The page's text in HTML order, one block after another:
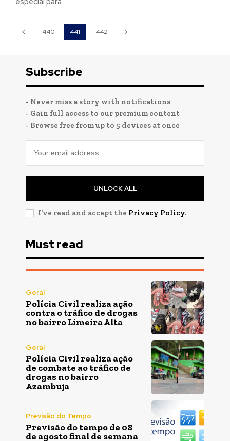
440 441 442
Subscribe
- Never miss a story with notifications
- Gain full access to our premium content
- Browse free from up to 5 devices at once
UNLOCK ALL
I've read and accept the Privacy Policy.
Must read
Geral
Polícia Civil realiza ação
contra o tráfico de drogas
no bairro Limeira Alta
Geral
Polícia Civil realiza ação
de combate ao tráfico de
drogas no bairro
Azambuja
Previsão do Tempo
Previsão do tempo de 08
de agosto final de semana